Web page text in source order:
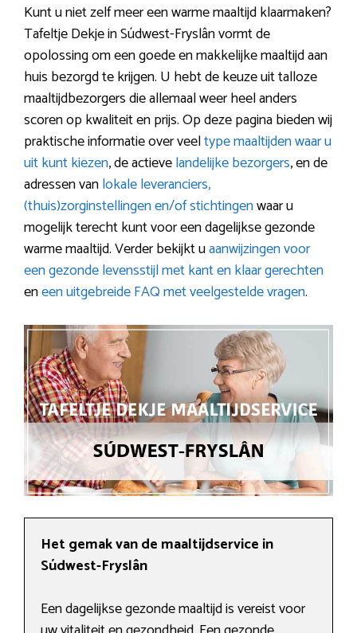
Kunt u niet zelf meer een warme maaltijd klaarmaken?
Tafeltje Dekje in Súdwest-Fryslân vormt de
opolossing om een goede en makkelijke maaltijd aan
huis bezorgd te krijgen. U hebt de keuze uit talloze
maaltijdbezorgers die allemaal weer heel anders
scoren op kwaliteit en prijs. Op deze pagina bieden wij
praktische informatie over veeltype maaltijden waar u
uit kunt kiezen, de actievelandelijke bezorgers, en de
adressen vanlokale leveranciers,
(thuis)zorginstellingen en/of stichtingenwaar u
mogelijk terecht kunt voor een dagelijkse gezonde
warme maaltijd. Verder bekijkt uaanwijzingen voor
een gezonde levensstijl met kant en klaar gerechten
eneen uitgebreide FAQ met veelgestelde vragen.
Het gemak van de maaltijdservice in
Súdwest-Fryslân
Een dagelijkse gezonde maaltijd is vereist voor